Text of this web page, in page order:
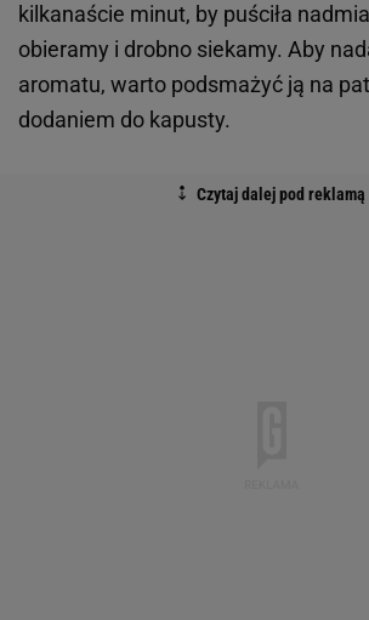
kilkanaście minut, by puściła
obieramy i drobno siekamy. Aby
aromatu, warto podsmażyć ją na
dodaniem do kapusty.